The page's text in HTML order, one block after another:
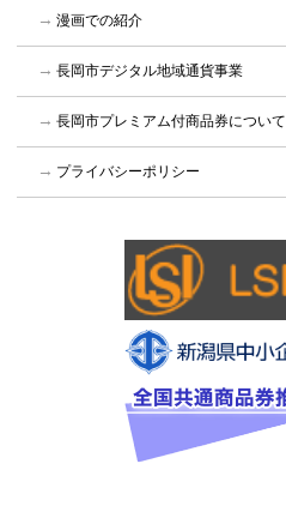
漫画での紹介
長岡市デジタル地域通貨事業
長岡市プレミアム付商品券について
プライバシーポリシー